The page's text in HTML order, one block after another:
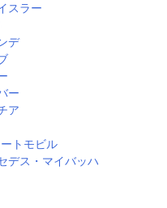
スラー
デ
ー
ア
トモビル
デス・マイバッハ